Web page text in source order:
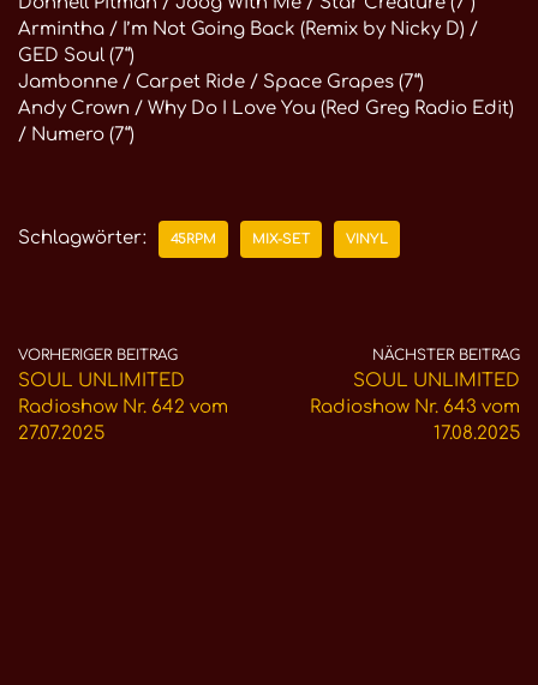
Armintha / I’m Not Going Back (Remix by Nicky D) /
GED Soul (7“)
Jambonne / Carpet Ride / Space Grapes (7“)
Andy Crown / Why Do I Love You (Red Greg Radio Edit)
/ Numero (7“)
Schlagwörter: 45RPM MIX-SET VINYL
VORHERIGER BEITRAG
SOUL UNLIMITED
Radioshow Nr. 642 vom
27.07.2025
NÄCHSTER BEITRAG
SOUL UNLIMITED
Radioshow Nr. 643 vom
17.08.2025